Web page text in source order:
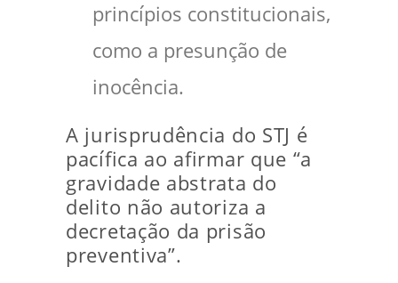
princípios constitucionais,
como a presunção de
inocência.
A jurisprudência do STJ é
pacífica ao afirmar que “a
gravidade abstrata do
delito não autoriza a
decretação da prisão
preventiva”.